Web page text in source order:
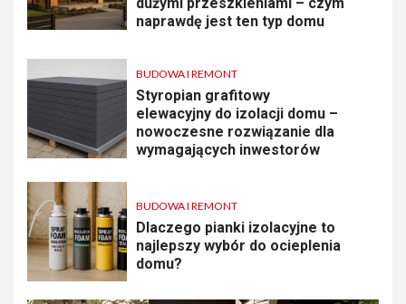
naprawdę jest ten typ domu
BUDOWA I REMONT
Styropian grafitowy
elewacyjny do izolacji domu –
nowoczesne rozwiązanie dla
wymagających inwestorów
BUDOWA I REMONT
Dlaczego pianki izolacyjne to
najlepszy wybór do ocieplenia
domu?